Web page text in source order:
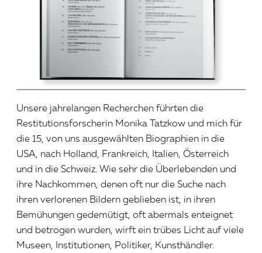
Unsere jahrelangen Recherchen führten die
Restitutionsforscherin Monika Tatzkow und mich für
die 15, von uns ausgewählten Biographien in die
USA, nach Holland, Frankreich, Italien, Österreich
und in die Schweiz. Wie sehr die Überlebenden und
ihre Nachkommen, denen oft nur die Suche nach
ihren verlorenen Bildern geblieben ist, in ihren
Bemühungen gedemütigt, oft abermals enteignet
und betrogen wurden, wirft ein trübes Licht auf viele
Museen, Institutionen, Politiker, Kunsthändler.